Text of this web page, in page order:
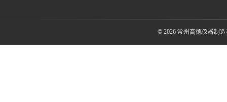
© 2026 常州高德仪器制